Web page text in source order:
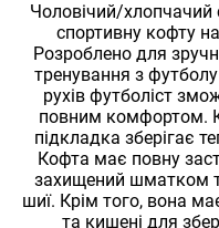
Чоловічий/
спортивну кофту
Розроблено для
тренування з
рухів футболіст
повним комфортом.
підкладка зберігає
Кофта має повну
захищений шматком
шиї. Крім того, вона
та кишені для